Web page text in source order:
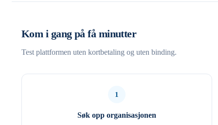
Kom i gang på få minutter
Test plattformen uten kortbetaling og uten binding.
1
Søk opp organisasjonen